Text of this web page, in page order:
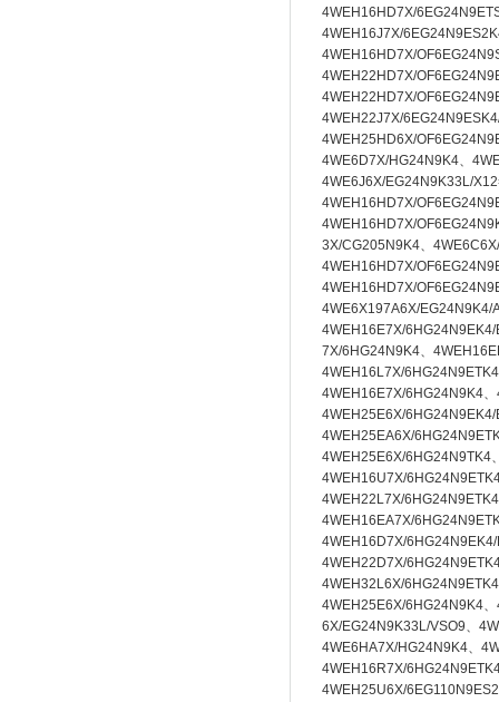
4WEH16HD7X/
4WEH16J7X/
4WEH16HD7X/
4WEH22HD7X/
4WEH22HD7X/
4WEH22J7X/
4WEH25HD6X/
4WE6D7X/HG24N9K4、
4WE6J6X/EG24N9K33L/
4WEH16HD7X/
4WEH16HD7X/
3X/CG205N9K4、
4WEH16HD7X/
4WEH16HD7X/
4WE6X197A6X/EG24N9K4/
4WEH16E7X/
7X/6HG24N9K4、
4WEH16L7X/
4WEH16E7X/6HG24N9K4
4WEH25E6X/
4WEH25EA6X/
4WEH25E6X/6HG24N9TK4
4WEH16U7X/
4WEH22L7X/
4WEH16EA7X/
4WEH16D7X/
4WEH22D7X/
4WEH32L6X/
4WEH25E6X/6HG24N9K4、
6X/EG24N9K33L/VSO9、
4WE6HA7X/HG24N9K4、
4WEH16R7X/
4WEH25U6X/